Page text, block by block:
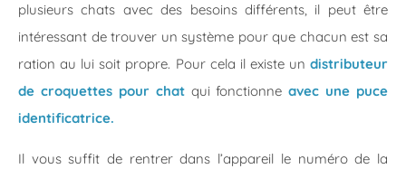
plusieurs chats avec des besoins différents, il peut être
intéressant de trouver un système pour que chacun est sa
ration au lui soit propre. Pour cela il existe un distributeur
de croquettes pour chatqui fonctionneavec une puce
identificatrice.
Il vous suffit de rentrer dans l’appareil le numéro de la